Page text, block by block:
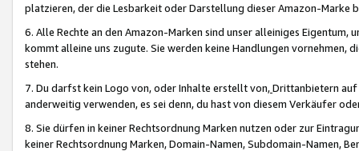
platzieren, der die Lesbarkeit oder Darstellung dieser Amazon-Marke
6. Alle Rechte an den Amazon-Marken sind unser alleiniges
kommt alleine uns zugute. Sie werden keine Handlungen vornehmen,
stehen.
7. Du darfst kein Logo von, oder Inhalte erstellt von,Drittanbietern auf
anderweitig verwenden, es sei denn, du hast von diesem Verkäufer
8. Sie dürfen in keiner Rechtsordnung Marken nutzen oder zur
keiner Rechtsordnung Marken, Domain-Namen, Subdomain-Namen,